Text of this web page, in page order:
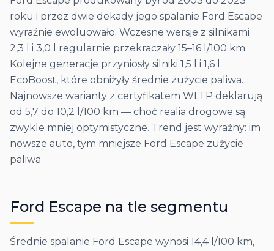
roku i przez dwie dekady jego spalanie Ford Escape
wyraźnie ewoluowało. Wczesne wersje z silnikami
2,3 l i 3,0 l regularnie przekraczały 15–16 l/100 km.
Kolejne generacje przyniosły silniki 1,5 l i 1,6 l
EcoBoost, które obniżyły średnie zużycie paliwa.
Najnowsze warianty z certyfikatem WLTP deklarują
od 5,7 do 10,2 l/100 km — choć realia drogowe są
zwykle mniej optymistyczne. Trend jest wyraźny: im
nowsze auto, tym mniejsze Ford Escape zużycie
paliwa.
Ford Escape na tle segmentu
Średnie spalanie Ford Escape wynosi 14,4 l/100 km,